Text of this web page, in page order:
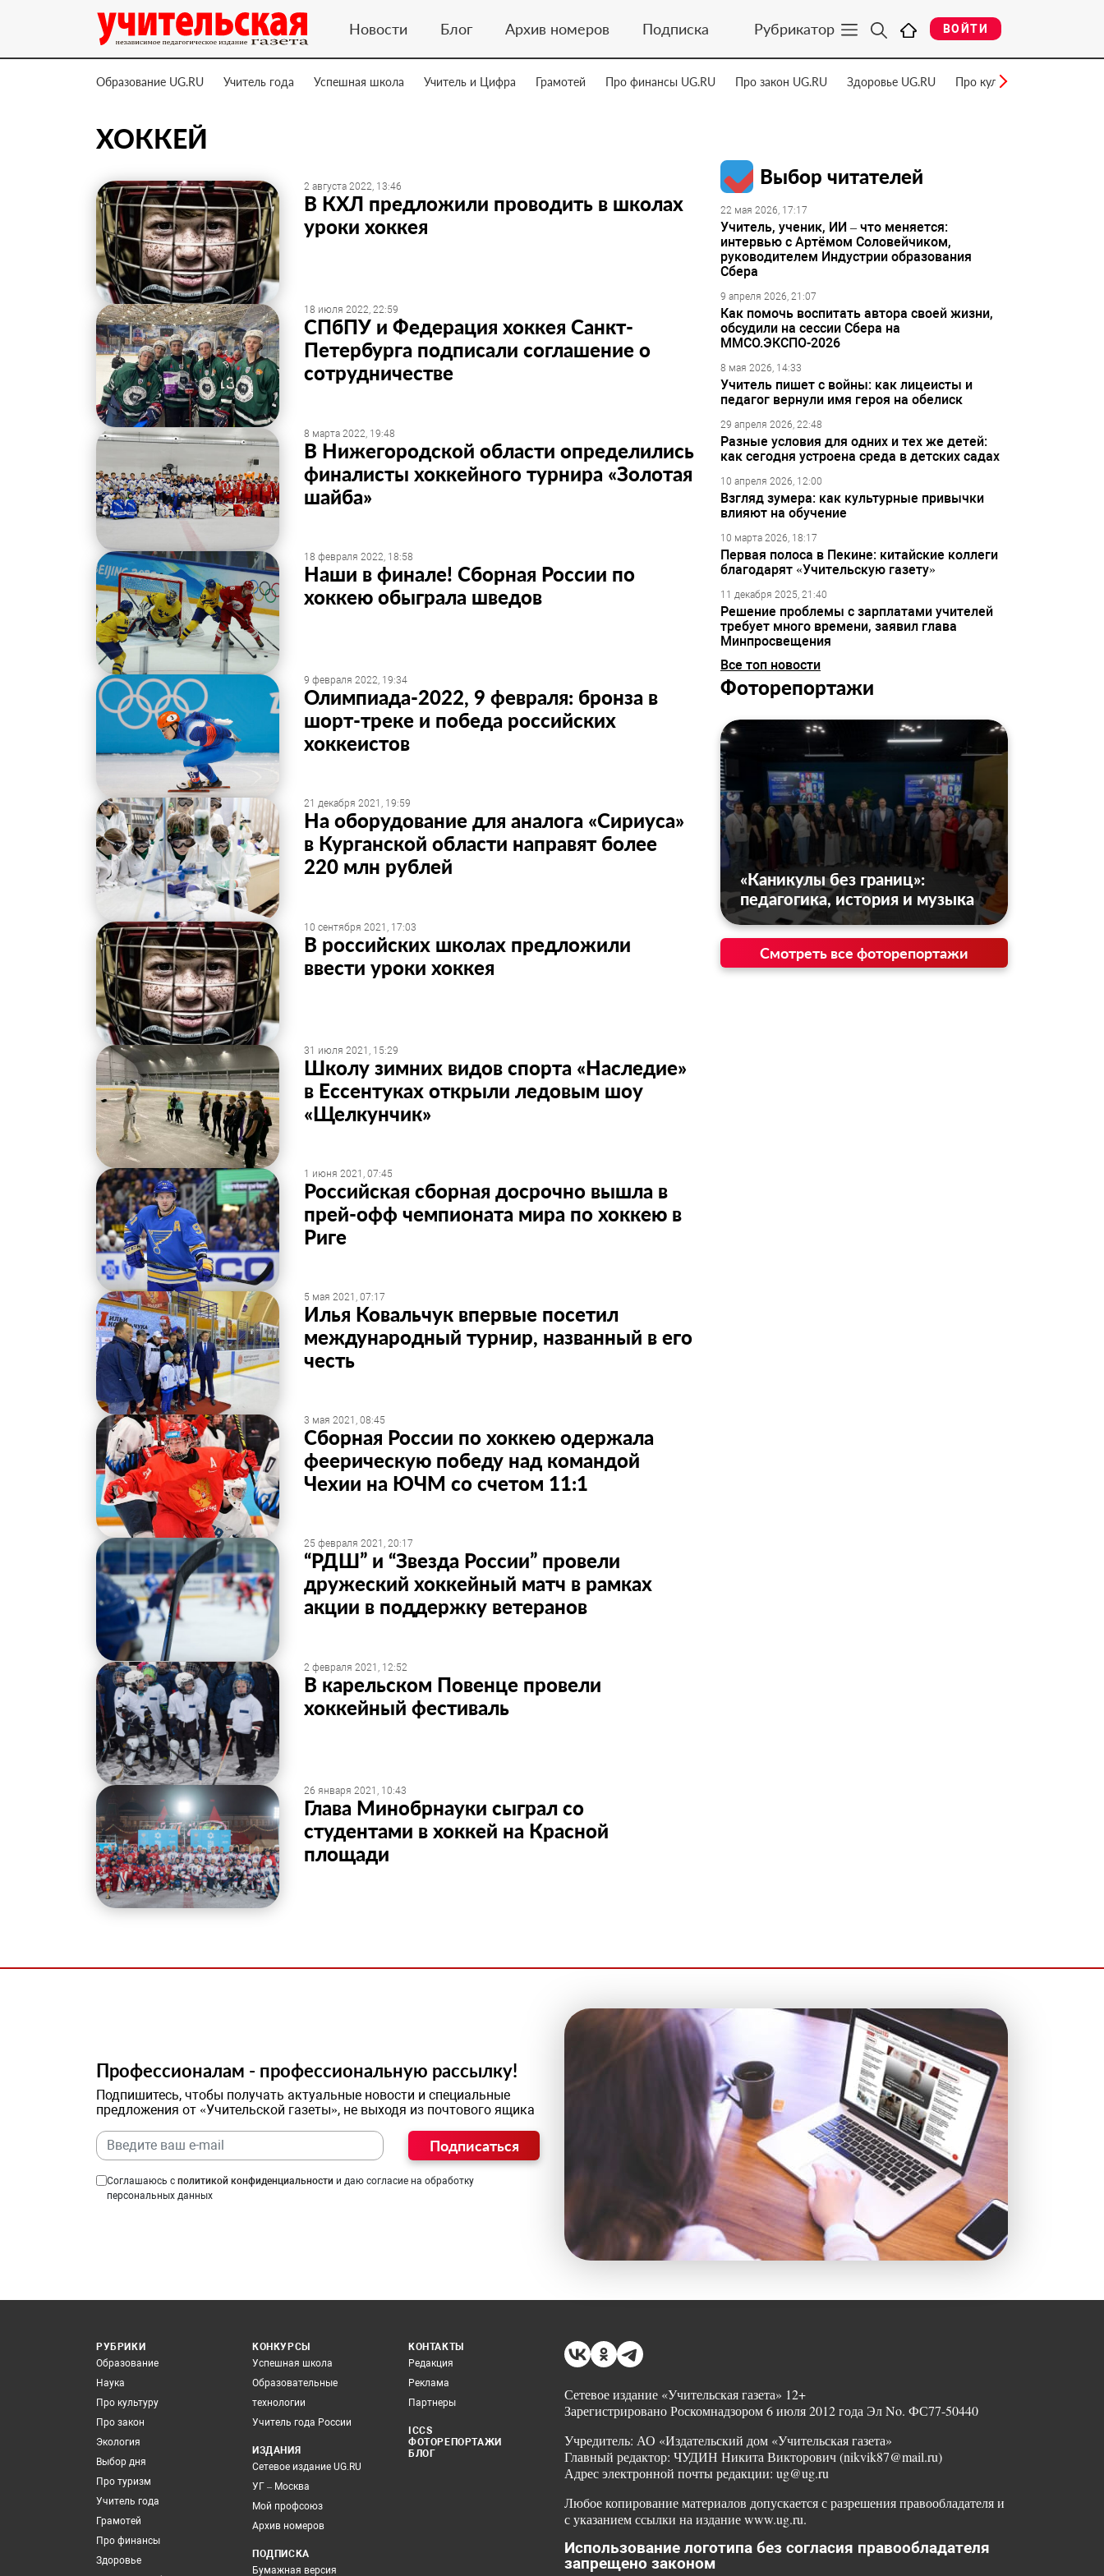
Новости Блог Архив номеров Подписка Рубрикатор ВОЙТИ
Образование UG.RU Учитель года Успешная школа Учитель и Цифра Грамотей Про финансы UG.RU Про закон UG.RU Здоровье UG.RU Про культуру UG.RU
ХОККЕЙ
2 августа 2022, 13:46
В КХЛ предложили проводить в школах
уроки хоккея
18 июля 2022, 22:59
СПбПУ и Федерация хоккея Санкт-
Петербурга подписали соглашение о
сотрудничестве
8 марта 2022, 19:48
В Нижегородской области определились
финалисты хоккейного турнира «Золотая
шайба»
18 февраля 2022, 18:58
Наши в финале! Сборная России по
хоккею обыграла шведов
9 февраля 2022, 19:34
Олимпиада-2022, 9 февраля: бронза в
шорт-треке и победа российских
хоккеистов
21 декабря 2021, 19:59
На оборудование для аналога «Сириуса»
в Курганской области направят более
220 млн рублей
10 сентября 2021, 17:03
В российских школах предложили
ввести уроки хоккея
31 июля 2021, 15:29
Школу зимних видов спорта «Наследие»
в Ессентуках открыли ледовым шоу
«Щелкунчик»
1 июня 2021, 07:45
Российская сборная досрочно вышла в
прей-офф чемпионата мира по хоккею в
Риге
5 мая 2021, 07:17
Илья Ковальчук впервые посетил
международный турнир, названный в его
честь
3 мая 2021, 08:45
Сборная России по хоккею одержала
феерическую победу над командой
Чехии на ЮЧМ со счетом 11:1
25 февраля 2021, 20:17
“РДШ” и “Звезда России” провели
дружеский хоккейный матч в рамках
акции в поддержку ветеранов
2 февраля 2021, 12:52
В карельском Повенце провели
хоккейный фестиваль
26 января 2021, 10:43
Глава Минобрнауки сыграл со
студентами в хоккей на Красной
площади
Выбор читателей
22 мая 2026, 17:17
Учитель, ученик, ИИ – что меняется:
интервью с Артёмом Соловейчиком,
руководителем Индустрии образования
Сбера
9 апреля 2026, 21:07
Как помочь воспитать автора своей жизни,
обсудили на сессии Сбера на
ММСО.ЭКСПО-2026
8 мая 2026, 14:33
Учитель пишет с войны: как лицеисты и
педагог вернули имя героя на обелиск
29 апреля 2026, 22:48
Разные условия для одних и тех же детей:
как сегодня устроена среда в детских садах
10 апреля 2026, 12:00
Взгляд зумера: как культурные привычки
влияют на обучение
10 марта 2026, 18:17
Первая полоса в Пекине: китайские коллеги
благодарят «Учительскую газету»
11 декабря 2025, 21:40
Решение проблемы с зарплатами учителей
требует много времени, заявил глава
Минпросвещения
Все топ новости
Фоторепортажи
«Каникулы без границ»:
педагогика, история и музыка
Смотреть все фоторепортажи
Профессионалам - профессиональную рассылку!
Подпишитесь, чтобы получать актуальные новости и специальные
предложения от «Учительской газеты», не выходя из почтового ящика
Подписаться
Соглашаюсь с политикой конфиденциальности и даю согласие на обработку
персональных данных
РУБРИКИ
Образование
Наука
Про культуру
Про закон
Экология
Выбор дня
Про туризм
Учитель года
Грамотей
Про финансы
Здоровье
КОНКУРСЫ
Успешная школа
Образовательные
технологии
Учитель года России
ИЗДАНИЯ
Сетевое издание UG.RU
УГ – Москва
Мой профсоюз
Архив номеров
ПОДПИСКА
Бумажная версия
КОНТАКТЫ
Редакция
Реклама
Партнеры
ICCS
ФОТОРЕПОРТАЖИ
БЛОГ
Сетевое издание «Учительская газета» 12+
Зарегистрировано Роскомнадзором 6 июля 2012 года Эл No. ФС77-50440
Учредитель: АО «Издательский дом «Учительская газета»
Главный редактор: ЧУДИН Никита Викторович (nikvik87@mail.ru)
Адрес электронной почты редакции: ug@ug.ru
Любое копирование материалов допускается с разрешения правообладателя и
с указанием ссылки на издание www.ug.ru.
Использование логотипа без согласия правообладателя
запрещено законом